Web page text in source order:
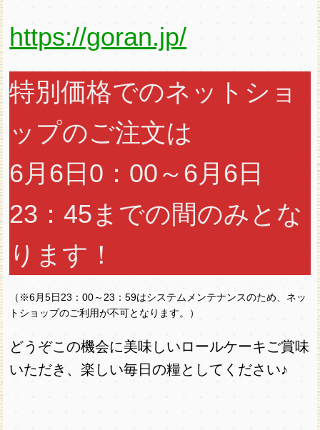
https://goran.jp/
特別価格でのネットショ
ップのご注文は
6月6日0：00～6月6日
23：45までの間のみとな
ります！
（※6月5日23：00～23：59はシステムメンテナンスのため、ネッ
トショップのご利用が不可となります。）
どうぞこの機会に美味しいロールケーキご賞味
いただき、楽しい毎日の糧としてください♪